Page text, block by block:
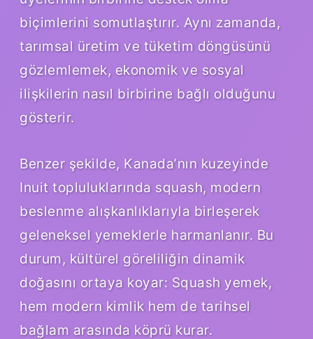
biçimlerini somutlaştırır. Aynı zamanda,
tarımsal üretim ve tüketim döngüsünü
gözlemlemek, ekonomik ve sosyal
ilişkilerin nasıl birbirine bağlı olduğunu
gösterir.
Benzer şekilde, Kanada’nın kuzeyinde
Inuit topluluklarında squash, modern
beslenme alışkanlıklarıyla birleşerek
geleneksel yemeklerle harmanlanır. Bu
durum, kültürel göreliliğin dinamik
doğasını ortaya koyar: Squash yemek,
hem modern kimlik hem de tarihsel
bağlam arasında köprü kurar.